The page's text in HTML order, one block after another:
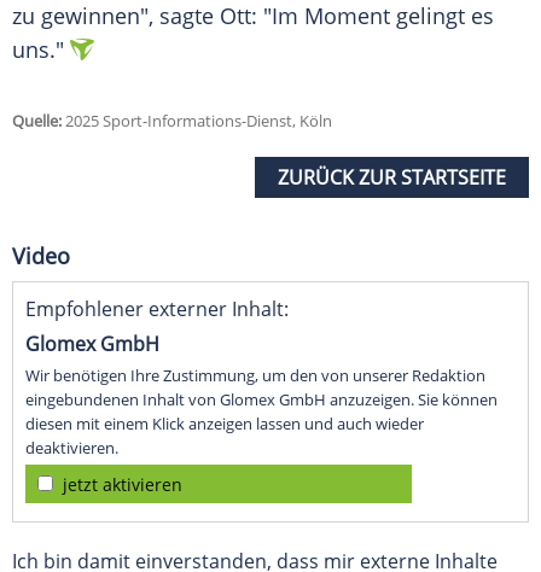
zu gewinnen", sagte Ott: "Im Moment gelingt es
uns."
Quelle:2025 Sport-Informations-Dienst, Köln
ZURÜCK ZUR STARTSEITE
Video
Empfohlener externer Inhalt:
Glomex GmbH
Wir benötigen Ihre Zustimmung, um den von unserer Redaktion
eingebundenen Inhalt von Glomex GmbH anzuzeigen. Sie können
diesen mit einem Klick anzeigen lassen und auch wieder
deaktivieren.
jetzt aktivieren
Ich bin damit einverstanden, dass mir externe Inhalte